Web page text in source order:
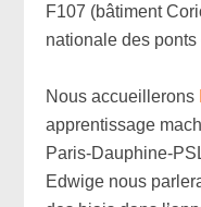
F107 (bâtiment
nationale des
Nous accueillerons
apprentissage
Paris-Dauphine-
Edwige nous